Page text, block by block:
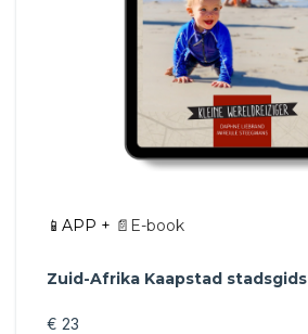
📱APP + 📄E-book
Zuid-Afrika Kaapstad stadsgids
€ 23